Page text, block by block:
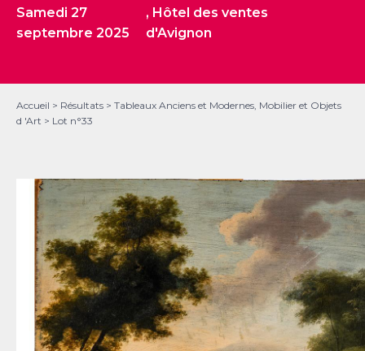
Samedi 27
septembre 2025
, Hôtel des ventes
d'Avignon
Accueil > Résultats > Tableaux Anciens et Modernes, Mobilier et Objets
d 'Art > Lot n°33